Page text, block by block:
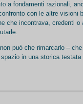
a fondamenti razionali,
con le altre visioni
che incontrava, credenti o
può che rimarcarlo –
in una storica testata